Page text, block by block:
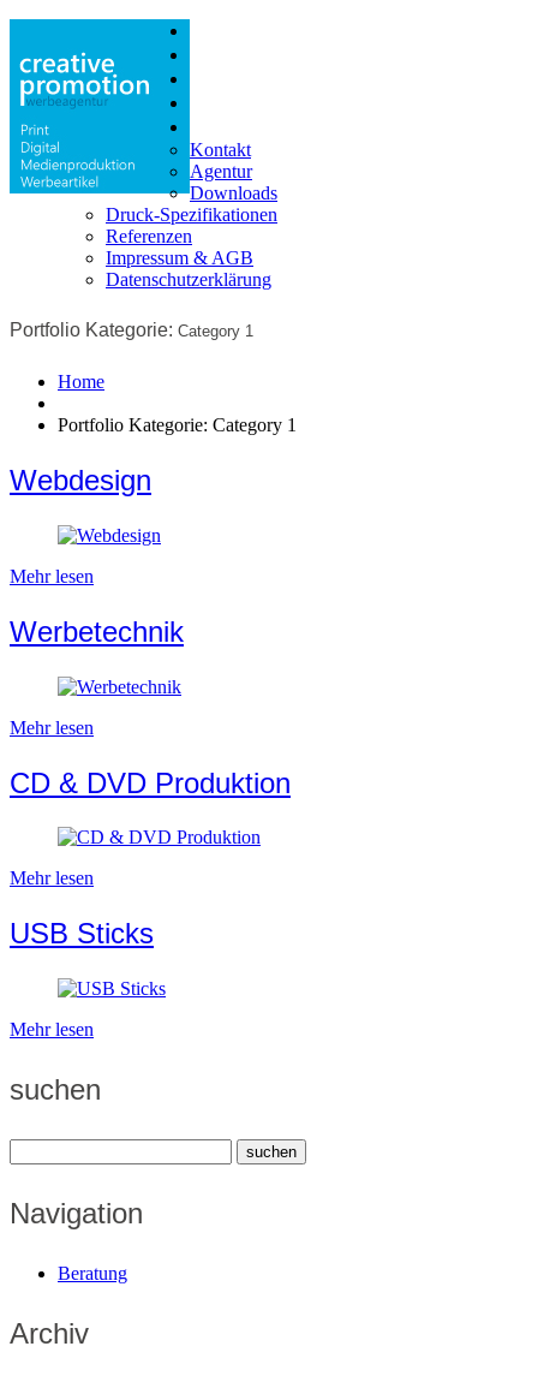
Kontakt
Agentur
Downloads
Druck-Spezifikationen
Referenzen
Impressum & AGB
Datenschutzerklärung
Portfolio Kategorie: Category 1
Home
Portfolio Kategorie: Category 1
Webdesign
Mehr lesen
Werbetechnik
Mehr lesen
CD & DVD Produktion
Mehr lesen
USB Sticks
Mehr lesen
suchen
Navigation
Beratung
Archiv